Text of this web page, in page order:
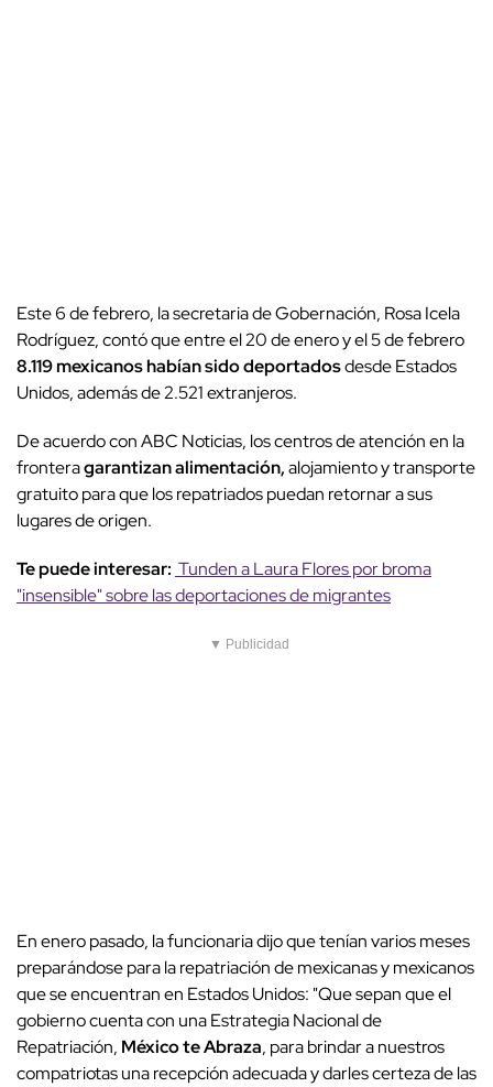
Este 6 de febrero, la secretaria de Gobernación, Rosa Icela
Rodríguez, contó que entre el 20 de enero y el 5 de febrero
8.119 mexicanos habían sido deportadosdesde Estados
Unidos, además de 2.521 extranjeros.
De acuerdo con ABC Noticias, los centros de atención en la
fronteragarantizan alimentación,alojamiento y transporte
gratuito para que los repatriados puedan retornar a sus
lugares de origen.
Te puede interesar: Tunden a Laura Flores por broma
"insensible" sobre las deportaciones de migrantes
▼ Publicidad
En enero pasado, la funcionaria dijo que tenían varios meses
preparándose para la repatriación de mexicanas y mexicanos
que se encuentran en Estados Unidos: "Que sepan que el
gobierno cuenta con una Estrategia Nacional de
Repatriación, México te Abraza, para brindar a nuestros
compatriotas una recepción adecuada y darles certeza de las